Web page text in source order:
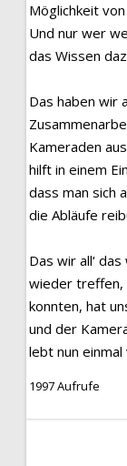
Möglichkeit
Und nur wer
das Wissen
Das haben wir
Kameraden
hilft in einem
dass man sich
die Abläufe
Das wir all‘
wieder treffen,
konnten, hat
und der
lebt nun
1997 Aufrufe